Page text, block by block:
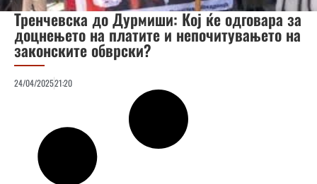
Тренчевска до Дурмиши: Кој ќе одговара за
доцнењето на платите и непочитувањето на
законските обврски?
24/04/202521:20